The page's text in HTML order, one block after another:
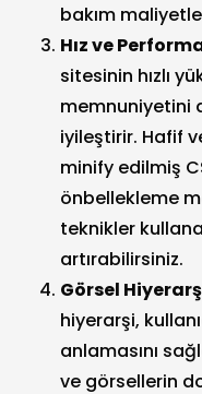
bakım
Hız ve
sitesinin hızlı
memnuniyetini
iyileştirir. Hafif
minify edilmiş
önbellekleme
teknikler
artırabilirsiniz.
Görsel
hiyerarşi,
anlamasını
ve görsellerin